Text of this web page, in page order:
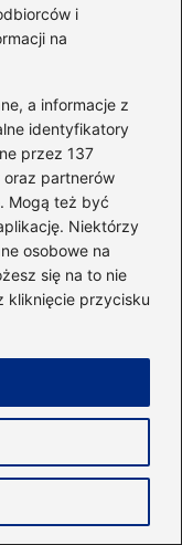
i
na
a informacje z
identyfikatory
przez 137
oraz partnerów
Mogą też być
Niektórzy
osobowe na
się na to nie
kliknięcie przycisku
ile